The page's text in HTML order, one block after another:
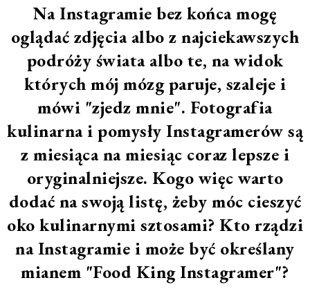
Na Instagramie bez końca mogę
oglądać zdjęcia albo z najciekawszych
podróży świata albo te, na widok
których mój mózg paruje, szaleje i
mówi "zjedz mnie". Fotografia
kulinarna i pomysły Instagramerów są
z miesiąca na miesiąc coraz lepsze i
oryginalniejsze. Kogo więc warto
dodać na swoją listę, żeby móc cieszyć
oko kulinarnymi sztosami? Kto rządzi
na Instagramie i może być określany
mianem "Food King Instagramer"?